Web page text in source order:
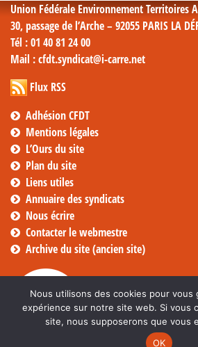
Union Fédérale Environnement Territoires
30, passage de l’Arche – 92055 PARIS LA
Tél : 01 40 81 24 00
Mail : cfdt.syndicat@i-carre.net
Flux RSS
Adhésion CFDT
Mentions légales
L’Ours du site
Plan du site
Liens utiles
Annuaire des syndicats
Nous écrire
Contacter le webmestre
Archive du site (ancien site)
Nous utilisons des cookies pour vous
expérience sur notre site web. Si vous
site, nous supposerons que vous
OK